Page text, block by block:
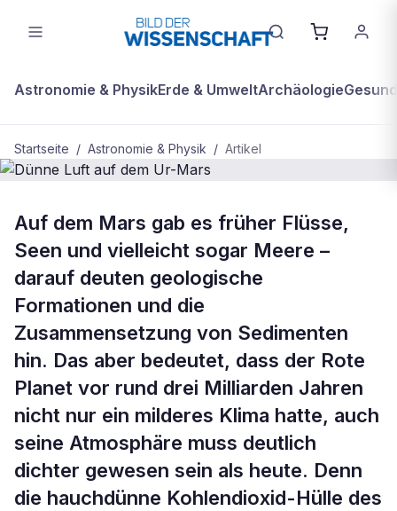
Astronomie & PhysikErde & UmweltArchäologie
Startseite / Astronomie & Physik / Artikel
Dünne Luft auf dem Ur-Mars
Auf dem Mars gab es früher Flüsse,
Seen und vielleicht sogar Meere –
darauf deuten geologische
Formationen und die
Zusammensetzung von Sedimenten
hin. Das aber bedeutet, dass der Rote
Planet vor rund drei Milliarden Jahren
nicht nur ein milderes Klima hatte, auch
seine Atmosphäre muss deutlich
dichter gewesen sein als heute. Denn
die hauchdünne Kohlendioxid-Hülle des